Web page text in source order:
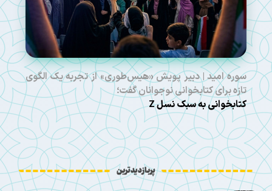
سوره امید | دبیر پویش «هیس‌طوری» از تجربه یک الگوی
تازه برای کتابخوانی نوجوانان گفت؛
کتابخوانی به سبک نسل Z
پربازدیدترین